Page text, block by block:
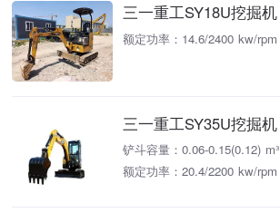
三一重工SY18U挖掘机
额定功率：14.6/2400 kw/rpm
三一重工SY35U挖掘机
铲斗容量：0.06-0.15(0.12) m³
额定功率：20.4/2200 kw/rpm